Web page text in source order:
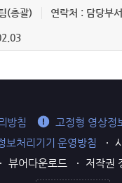
(총괄) 연락처 : 담당부서
방침
고정형 영상정
보처리기기 운영방침
뷰어다운로드
저작권